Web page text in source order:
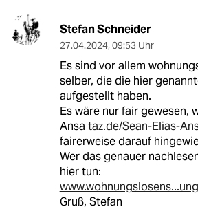
Stefan Schneider
27.04.2024, 09:53 Uhr
Es sind vor allem
selber, die die hier
aufgestellt haben.
Es wäre nur fair gewesen,
Ansa taz.de/Sean-Elias-
fairerweise darauf
Wer das genauer
hier tun:
Gruß, Stefan